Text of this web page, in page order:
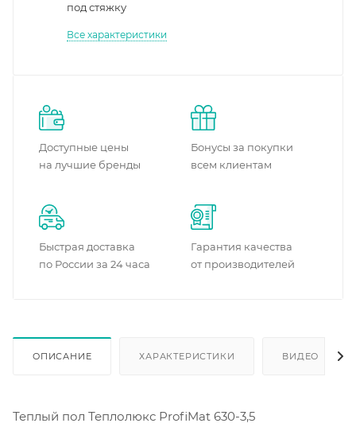
под стяжку
Все характеристики
Доступные цены
на лучшие бренды
Бонусы за покупки
всем клиентам
Быстрая доставка
по России за 24 часа
Гарантия качества
от производителей
ОПИСАНИЕ ХАРАКТЕРИСТИКИ ВИДЕО
Теплый пол Теплолюкс ProfiMat 630-3,5